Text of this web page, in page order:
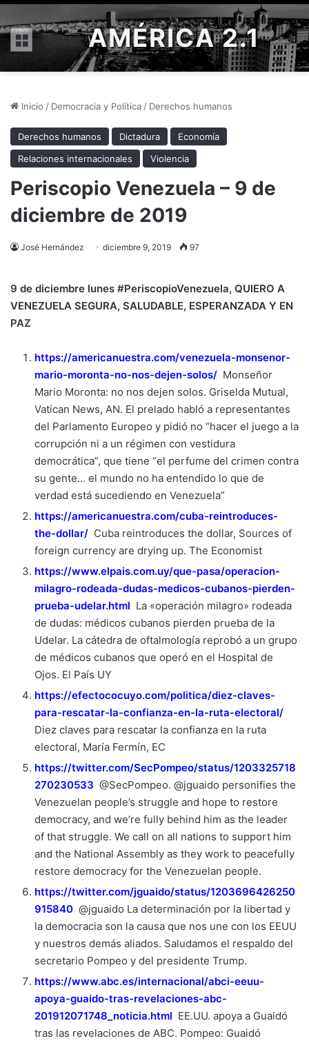
Menú AMÉRICA 2.1
Inicio / Democracia y Política / Derechos humanos
Derechos humanos Dictadura
Economía
Relaciones internacionales
Violencia
Periscopio Venezuela – 9 de
diciembre de 2019
José Hernández diciembre 9, 2019 97
9 de diciembre lunes #PeriscopioVenezuela, QUIERO A
VENEZUELA SEGURA, SALUDABLE, ESPERANZADA Y EN
PAZ
https://americanuestra.com/venezuela-monsenor-
mario-moronta-no-nos-dejen-solos/ Monseñor
Mario Moronta: no nos dejen solos. Griselda Mutual,
Vatican News, AN. El prelado habló a representantes
del Parlamento Europeo y pidió no “hacer el juego a la
corrupción ni a un régimen con vestidura
democrática”, que tiene “el perfume del crimen contra
su gente… el mundo no ha entendido lo que de
verdad está sucediendo en Venezuela”
https://americanuestra.com/cuba-reintroduces-
the-dollar/ Cuba reintroduces the dollar, Sources of
foreign currency are drying up. The Economist
https://www.elpais.com.uy/que-pasa/operacion-
milagro-rodeada-dudas-medicos-cubanos-pierden-
prueba-udelar.html La «operación milagro» rodeada
de dudas: médicos cubanos pierden prueba de la
Udelar. La cátedra de oftalmología reprobó a un grupo
de médicos cubanos que operó en el Hospital de
Ojos. El País UY
https://efectococuyo.com/politica/diez-claves-
para-rescatar-la-confianza-en-la-ruta-electoral/
Diez claves para rescatar la confianza en la ruta
electoral, María Fermín, EC
https://twitter.com/SecPompeo/status/1203325718
270230533 @SecPompeo. @jguaido personifies the
Venezuelan people’s struggle and hope to restore
democracy, and we’re fully behind him as the leader
of that struggle. We call on all nations to support him
and the National Assembly as they work to peacefully
restore democracy for the Venezuelan people.
https://twitter.com/jguaido/status/1203696426250
915840 @jguaido La determinación por la libertad y
la democracia son la causa que nos une con los EEUU
y nuestros demás aliados. Saludamos el respaldo del
secretario Pompeo y del presidente Trump.
https://www.abc.es/internacional/abci-eeuu-
apoya-guaido-tras-revelaciones-abc-
201912071748_noticia.html EE.UU. apoya a Guaidó
tras las revelaciones de ABC. Pompeo: Guaidó